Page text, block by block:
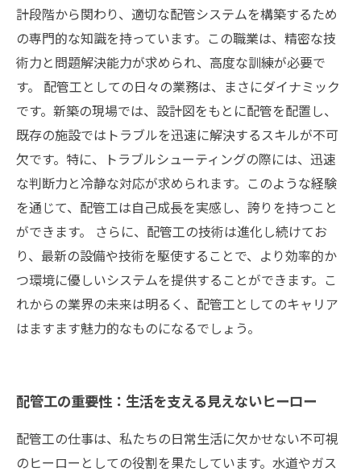
計段階から関わり、適切な配管システムを構築するため
の専門的な知識を持っています。この職業は、精密な技
術力と問題解決能力が求められ、高度な訓練が必要で
す。 配管工としての日々の業務は、まさにダイナミック
です。新築の現場では、設計図をもとに配管を配置し、
既存の施設ではトラブルを迅速に解決するスキルが不可
欠です。特に、トラブルシューティングの際には、迅速
な判断力と冷静な対応が求められます。このような経験
を通じて、配管工は自己成長を実感し、誇りを持つこと
ができます。 さらに、配管工の技術は進化し続けてお
り、最新の設備や技術を駆使することで、より効率的か
つ環境に優しいシステムを提供することができます。こ
れからの業界の未来は明るく、配管工としてのキャリア
はますます魅力的なものになるでしょう。
配管工の重要性：生活を支える見えないヒーロー
配管工の仕事は、私たちの日常生活に欠かせない不可視
のヒーローとしての役割を果たしています。水道やガス